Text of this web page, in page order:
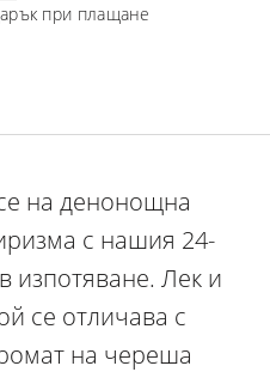
при плащане
на денонощна
с нашия 24-
изпотяване. Лек и
се отличава с
на череша